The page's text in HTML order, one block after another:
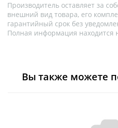
Производитель оставляет за
внешний вид товара, его
гарантийный срок без
Полная информация находится
Вы также можете